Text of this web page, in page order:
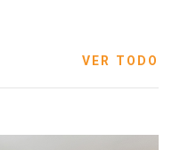
VER TODO